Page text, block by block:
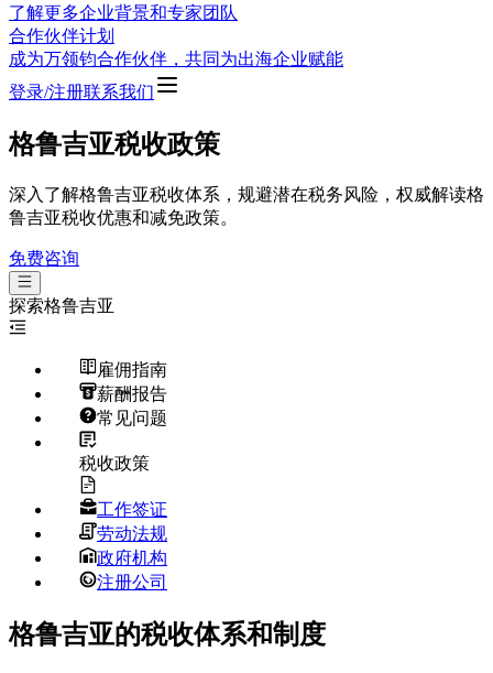
了解更多企业背景和专家团队
合作伙伴计划
成为万领钧合作伙伴，共同为出海企业赋能
登录/注册联系我们
格鲁吉亚税收政策
深入了解格鲁吉亚税收体系，规避潜在税务风险，权威解读格
鲁吉亚税收优惠和减免政策。
免费咨询
探索格鲁吉亚
雇佣指南
薪酬报告
常见问题
税收政策
工作签证
劳动法规
政府机构
注册公司
格鲁吉亚的税收体系和制度